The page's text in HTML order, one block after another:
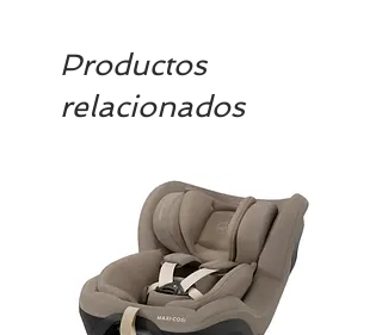
Productos
relacionados